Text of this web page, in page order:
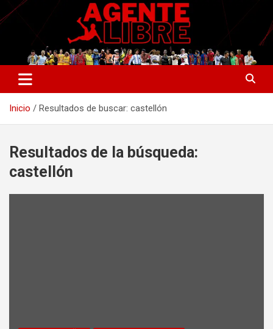
Saltar
al
Agente Libre Digital
La nueva generación del periodismo deportivo.
Inicio Resultados de buscar: castellón
Resultados de la búsqueda:
castellón